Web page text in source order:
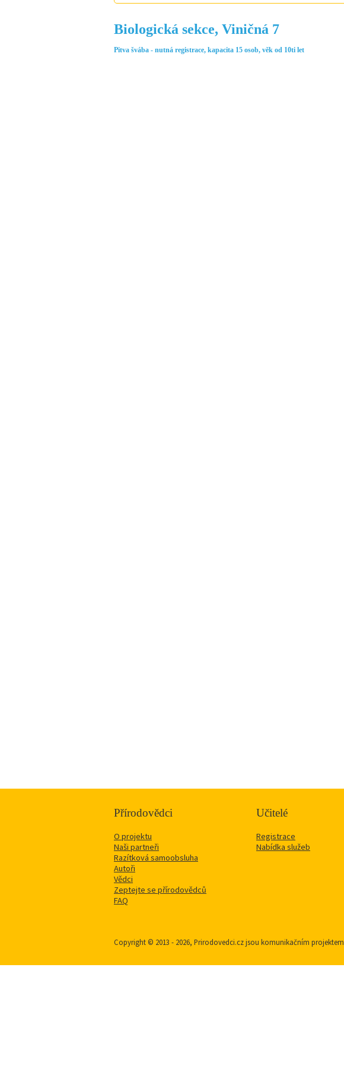
Biologická sekce, Viničná 7
Pitva švába - nutná registrace, kapacita 15 osob, věk od 10ti let
Přírodovědci
O projektu
Naši partneři
Razítková samoobsluha
Autoři
Vědci
Zeptejte se přírodovědců
FAQ
Učitelé
Registrace
Nabídka služeb
Copyright © 2013 - 2026, Prirodovedci.cz jsou komunikačním projektem